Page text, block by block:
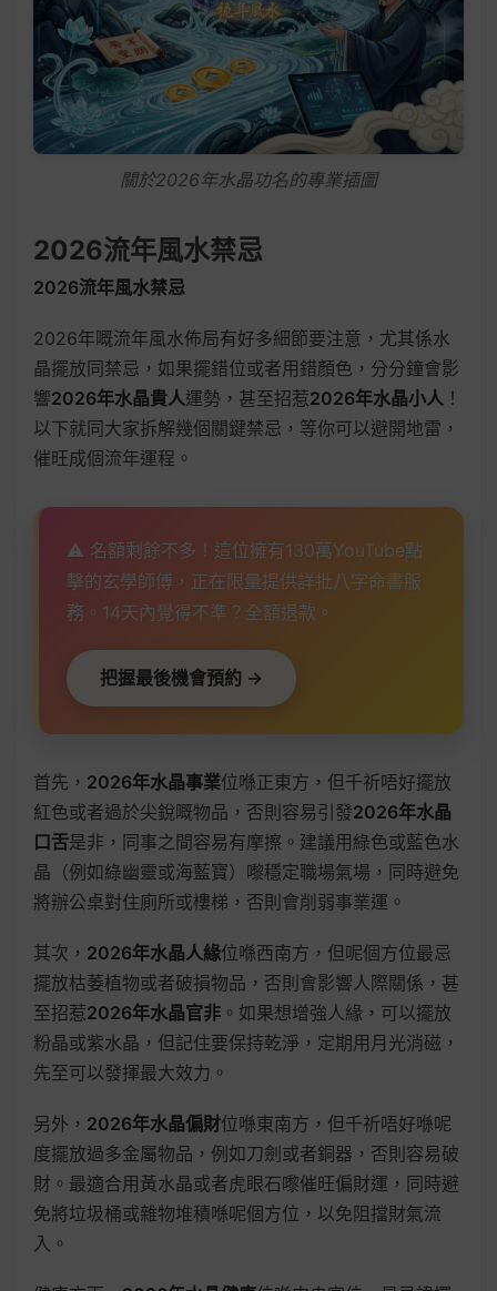
關於2026年水晶功名的專業插圖
2026流年風水禁忌
2026流年風水禁忌
2026年嘅流年風水佈局有好多細節要注意，尤其係水
晶擺放同禁忌，如果擺錯位或者用錯顏色，分分鐘會影
響2026年水晶貴人運勢，甚至招惹2026年水晶小人 ！
以下就同大家拆解幾個關鍵禁忌，等你可以避開地雷，
催旺成個流年運程。
⚠️ 名額剩餘不多！這位擁有130萬YouTube點
擊的玄學師傅，正在限量提供詳批八字命書服
務。14天內覺得不準？全額退款。
把握最後機會預約 →
首先， 2026年水晶事業位喺正東方，但千祈唔好擺放
紅色或者過於尖銳嘅物品，否則容易引發2026年水晶
口舌是非，同事之間容易有摩擦。建議用綠色或藍色水
晶（例如綠幽靈或海藍寶）嚟穩定職場氣場，同時避免
將辦公桌對住廁所或樓梯，否則會削弱事業運。
其次， 2026年水晶人緣位喺西南方，但呢個方位最忌
擺放枯萎植物或者破損物品，否則會影響人際關係，甚
至招惹2026年水晶官非 。如果想增強人緣，可以擺放
粉晶或紫水晶，但記住要保持乾淨，定期用月光消磁，
先至可以發揮最大效力。
另外， 2026年水晶偏財位喺東南方，但千祈唔好喺呢
度擺放過多金屬物品，例如刀劍或者銅器，否則容易破
財。最適合用黃水晶或者虎眼石嚟催旺偏財運，同時避
免將垃圾桶或雜物堆積喺呢個方位，以免阻擋財氣流
入。